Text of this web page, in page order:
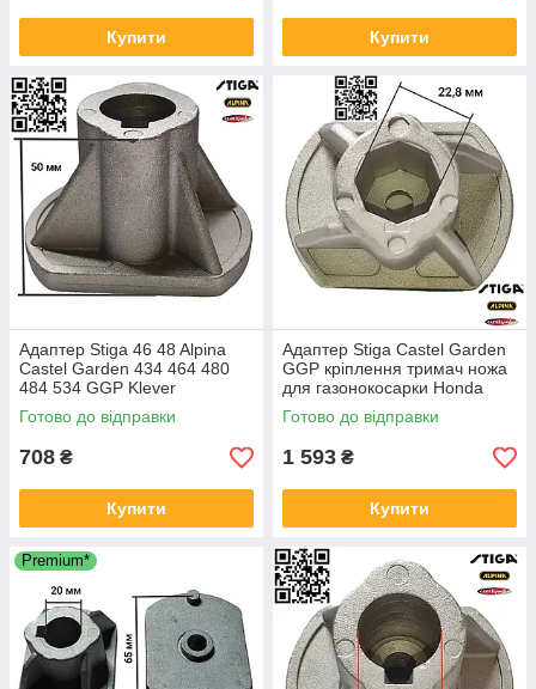
Купити Купити
Адаптер Stiga 46 48 Alpina
Castel Garden 434 464 480
484 534 GGP Klever
кріплення тримач ножа
D22мм h50мм 122463012/2
1136067201
Готово до відправки
708 ₴
Купити
Адаптер Stiga Castel Garden
GGP кріплення тримач ножа
для газонокосарки Honda
D22.8мм h35мм 122465604/0
1111-9624-01 22465605/0
Готово до відправки
1 593 ₴
Купити
Premium*